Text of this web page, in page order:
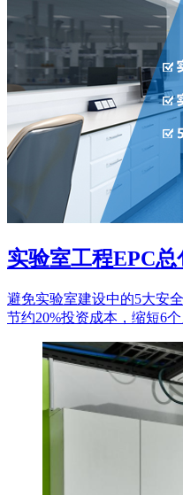
实验室工程EPC
避免实验室建设中的5大安
节约20%投资成本，缩短6